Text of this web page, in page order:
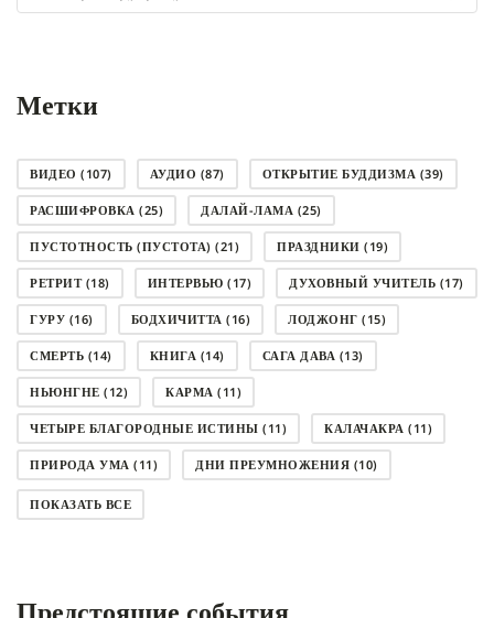
рубрику
Метки
ВИДЕО (107) АУДИО (87) ОТКРЫТИЕ БУДДИЗМА (39)
РАСШИФРОВКА (25) ДАЛАЙ-ЛАМА (25)
ПУСТОТНОСТЬ (ПУСТОТА) (21) ПРАЗДНИКИ (19)
РЕТРИТ(18) ИНТЕРВЬЮ (17) ДУХОВНЫЙ УЧИТЕЛЬ (17)
ГУРУ (16) БОДХИЧИТТА (16) ЛОДЖОНГ (15)
СМЕРТЬ (14) КНИГА (14) САГА ДАВА (13)
НЬЮНГНЕ (12) КАРМА (11)
ЧЕТЫРЕ БЛАГОРОДНЫЕ ИСТИНЫ (11) КАЛАЧАКРА (11)
ПРИРОДА УМА (11) ДНИ ПРЕУМНОЖЕНИЯ (10)
СОВЕТ(10)
АНАЛИТИЧЕСКАЯ МЕДИТАЦИЯ(7)
ПОКАЗАТЬ ВСЕ